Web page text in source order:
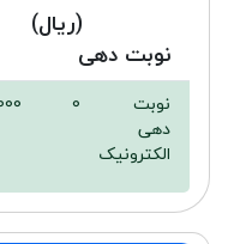
(ریال)
نوبت دهی
نوبت
دهی
الکترونیک
0